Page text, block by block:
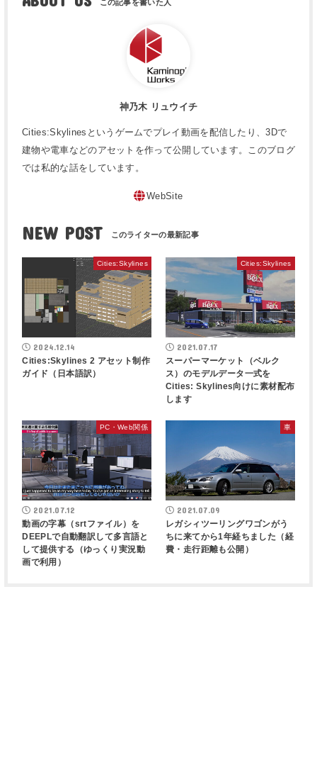
神乃木 リュウイチ
Cities:Skylinesというゲームでプレイ動画を配信したり、3Dで
建物や電車などのアセットを作って公開しています。このブログ
では私的な話をしています。
WebSite
NEW POST
Cities:Skylines
2024.12.14
Cities:Skylines 2 アセット制作
ガイド（日本語訳）
Cities:Skylines
2021.07.17
スーパーマーケット（ベルク
ス）のモデルデータ一式を
Cities: Skylines向けに素材配布
します
PC・Web関係
2021.07.12
動画の字幕（srtファイル）を
DEEPLで自動翻訳して多言語と
して提供する（ゆっくり実況動
画で利用）
車
2021.07.09
レガシィツーリングワゴンがう
ちに来てから1年経ちました（経
費・走行距離も公開）